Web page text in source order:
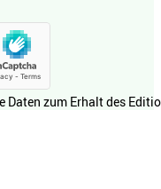
Daten zum Erhalt des